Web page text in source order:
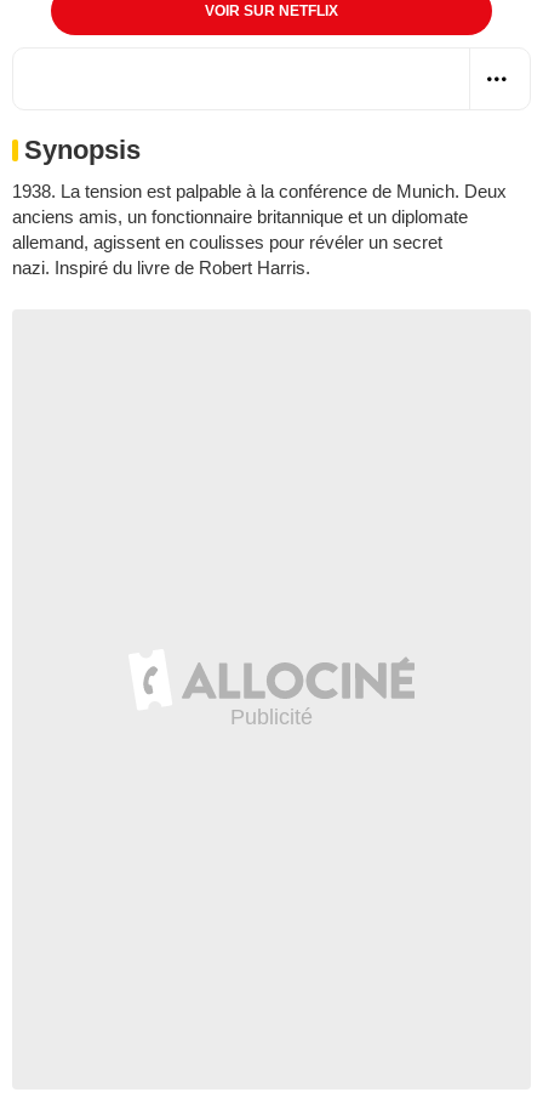
VOIR SUR NETFLIX
Synopsis
1938. La tension est palpable à la conférence de Munich. Deux
anciens amis, un fonctionnaire britannique et un diplomate
allemand, agissent en coulisses pour révéler un secret
nazi. Inspiré du livre de Robert Harris.